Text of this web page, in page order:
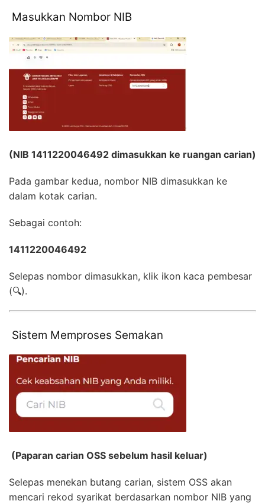
Masukkan Nombor NIB
(NIB 1411220046492 dimasukkan ke ruangan carian)
Pada gambar kedua, nombor NIB dimasukkan ke
dalam kotak carian.
Sebagai contoh:
1411220046492
Selepas nombor dimasukkan, klik ikon kaca pembesar
(🔍).
Sistem Memproses Semakan
(Paparan carian OSS sebelum hasil keluar)
Selepas menekan butang carian, sistem OSS akan
mencari rekod syarikat berdasarkan nombor NIB yang